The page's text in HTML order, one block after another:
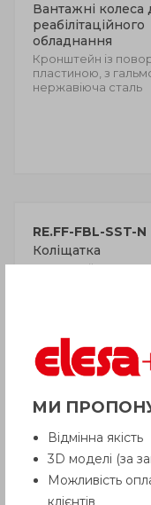
Вантажні колеса
реабілітаційного
обладнання
Кронштейн із
пластиною, з
нержавіюча сталь
RE.FF-FBL-SST-N
Коліщатка
Кронштейн з
МИ
Відмінна якість
3D моделі (за
Можливість
клієнтів